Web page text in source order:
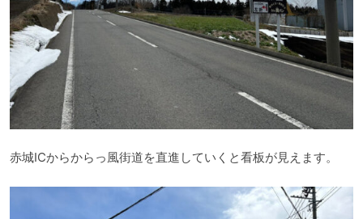
赤城ICからからっ風街道を直進していくと看板が見えます。